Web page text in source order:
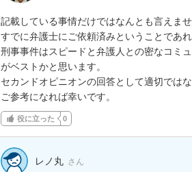
記載している事情だけではなんとも言えませ
すでに弁護士にご依頼済みということであ
刑事事件はスピードと弁護人との密なコミ
がベストかと思います。
セカンドオピニオンの回答として適切では
ご参考になれば幸いです。
役に立った 0
レノ丸 さん